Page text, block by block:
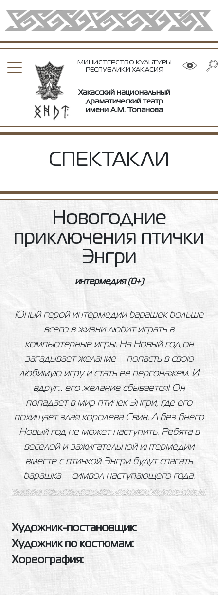
МИНИСТЕРСТВО КУЛЬТУРЫ
РЕСПУБЛИКИ ХАКАСИЯ
Хакасский национальный
драматический театр
имени А.М. Топанова
СПЕКТАКЛИ
Новогодние
приключения птички
Энгри
интермедия(0+)
Юный герой интермедии барашек больше
всего в жизни любит играть в
компьютерные игры. На Новый год он
загадывает желание – попасть в свою
любимую игру и стать ее персонажем. И
вдруг… его желание сбывается! Он
попадает в мир птичек Энгри, где его
похищает злая королева Свин. А без бнего
Новый год не может наступить. Ребята в
веселой и зажигательной интермедии
вместе с птичкой Энгри будут спасать
барашка – символ наступающего года.
Художник-постановщик:
Художник по костюмам:
Хореография: